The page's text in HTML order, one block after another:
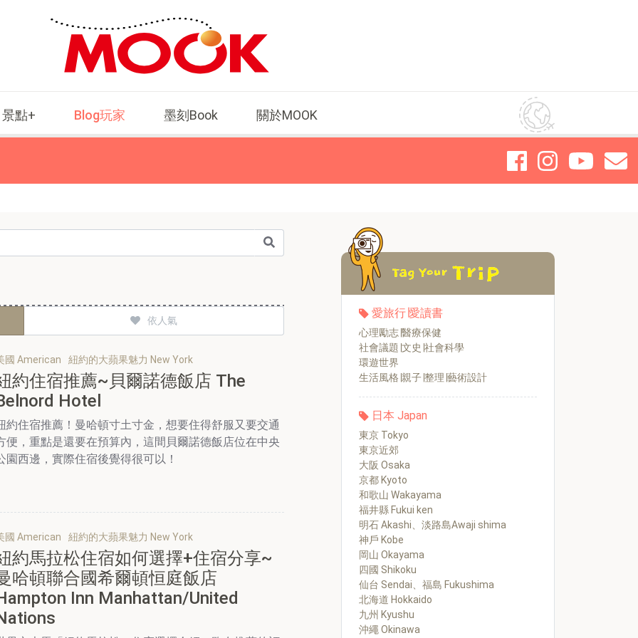
景點+ Blog玩家 墨刻Book 關於MOOK
依人氣
國 American 紐約的大蘋果魅力 New York
約住宿推薦~貝爾諾德飯店 The
Hotel
約住宿推薦！曼哈頓寸土寸金，想要住得舒服又要交通
便，重點是還要在預算內，這間貝爾諾德飯店位在中央
園西邊，實際住宿後覺得很可以！
國 American 紐約的大蘋果魅力 New York
約馬拉松住宿如何選擇+住宿分享~
哈頓聯合國希爾頓恒庭飯店
Inn Manhattan/United
愛旅行∣愛讀書
心理勵志∣醫療保健
社會議題∣文史∣社會科學
環遊世界
生活風格∣親子∣整理∣藝術設計
日本 Japan
東京 Tokyo
東京近郊
大阪 Osaka
京都 Kyoto
和歌山 Wakayama
福井縣 Fukui ken
明石 Akashi、淡路島Awaji shima
神戶 Kobe
岡山 Okayama
四國 Shikoku
仙台 Sendai、福島 Fukushima
北海道 Hokkaido
九州 Kyushu
沖繩 Okinawa